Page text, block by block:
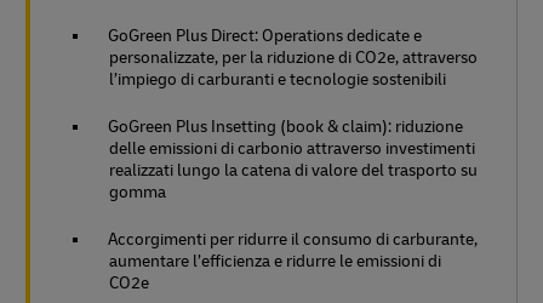
GoGreen Plus Direct: Operations dedicate e
personalizzate, per la riduzione di CO2e, attraverso
l’impiego di carburanti e tecnologie sostenibili
GoGreen Plus Insetting (book & claim): riduzione
delle emissioni di carbonio attraverso investimenti
realizzati lungo la catena di valore del trasporto su
gomma
Accorgimenti per ridurre il consumo di carburante,
aumentare l’efficienza e ridurre le emissioni di
CO2e